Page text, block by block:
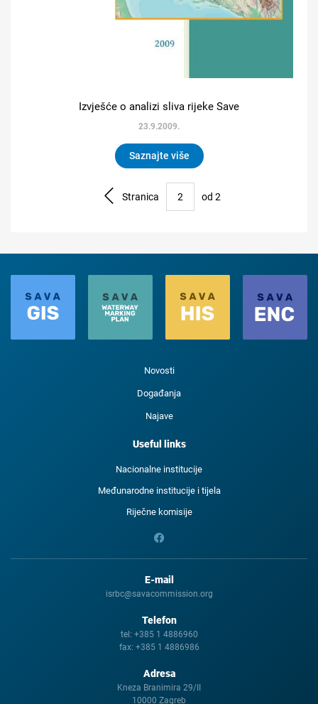
Izvješće o analizi sliva rijeke Save
23.9.2009.
Saznajte više
Stranica od 2
Novosti
Događanja
Najave
Useful links
Nacionalne institucije
Međunarodne institucije i tijela
Riječne komisije
E-mail
isrbc@savacommission.org
Telefon
tel: +385 1 4886960
fax: +385 1 4886986
Adresa
Kneza Branimira 29/II
10000 Zagreb